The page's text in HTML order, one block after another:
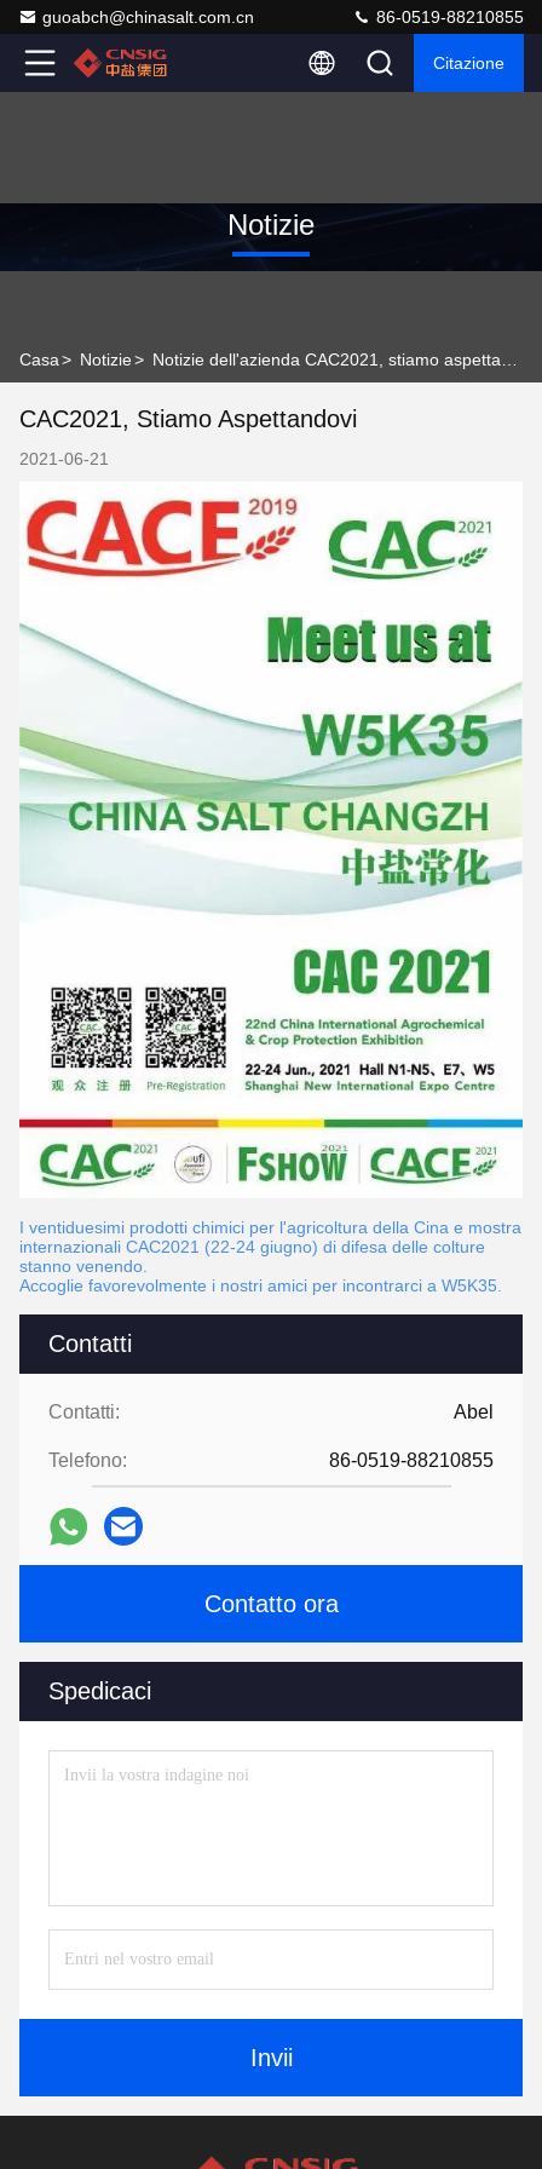
guoabch@chinasalt.com.cn 86-0519-88210855
Citazione
Notizie
Casa> Notizie>
Contatti
Contatti: Abel
Telefono: 86-0519-88210855
Contatto ora
Spedicaci
Invii
CAC2021, Stiamo Aspettandovi
2021-06-21
I ventiduesimi prodotti chimici per l'agricoltura della Cina e mostra
internazionali CAC2021 (22-24 giugno) di difesa delle colture
stanno venendo.
Accoglie favorevolmente i nostri amici per incontrarci a W5K35.